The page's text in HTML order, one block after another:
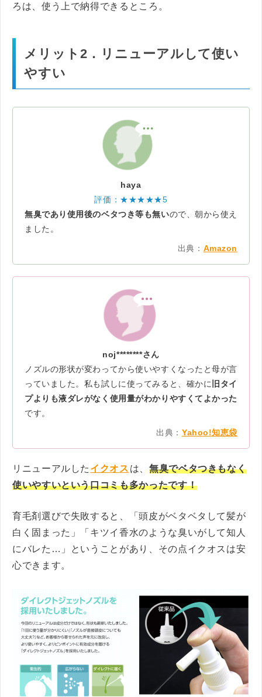
ろは、使う上で納得できるところ。
メリット2．リニューアルして使い
やすい
haya
評価：★★★★★5
無臭であり使用後のベタつき等も無いので、朝から使え
ました。
出典： Amazon
noj********さん
ノズルの形状が変わってから使いやすくなったと母が言
っていました。私も試しに使ってみると、確かに 旧タイ
プよりも液ダレがなく使用量がわかりやすくてよかった
です。
出典： Yahoo!知恵袋
リニューアルした イクオス は、 無臭でベタつきもなく
使いやすいという口コミも多かったです！
育毛剤選びで失敗すると、「頭皮がベタベタして髪が
白く固まった」「キツイ香水のような臭いがして知人
にバレた…」ということがあり、その点イクオスは安
心できます。